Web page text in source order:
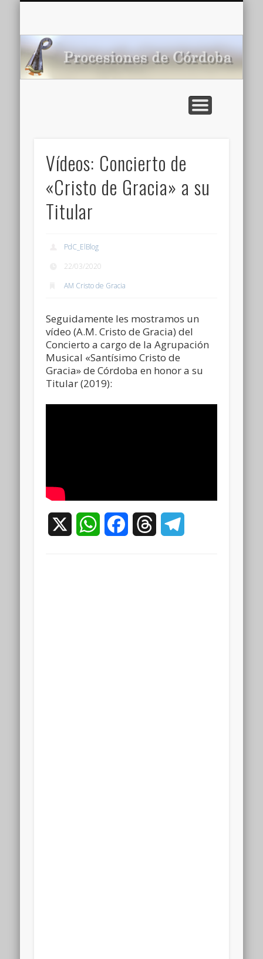
Vídeos: Concierto de
«Cristo de Gracia» a su
Titular
PdC_ElBlog
22/03/2020
AM Cristo de Gracia
Seguidamente les mostramos un
vídeo (A.M. Cristo de Gracia) del
Concierto a cargo de la Agrupación
Musical «Santísimo Cristo de
Gracia» de Córdoba en honor a su
Titular (2019):
WhatsAppFacebookThreads